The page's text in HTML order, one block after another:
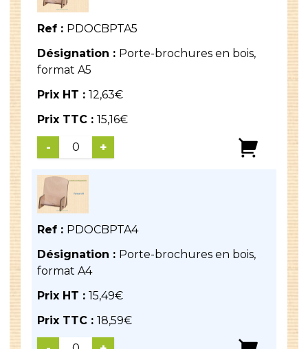
Ref : PDOCBPTA5
Désignation : Porte-brochures en bois,
format A5
Prix HT : 12,63€
Prix TTC : 15,16€
- +
Ref : PDOCBPTA4
Désignation : Porte-brochures en bois,
format A4
Prix HT : 15,49€
Prix TTC : 18,59€